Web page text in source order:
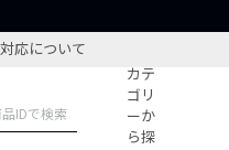
応について
カテ
ゴリ
ーか
ら探